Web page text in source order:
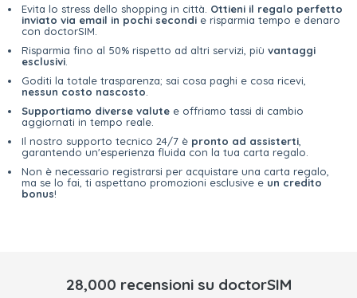
Evita lo stress dello shopping in città. Ottieni il regalo perfetto
inviato via email in pochi secondi e risparmia tempo e denaro
con doctorSIM.
Risparmia fino al 50% rispetto ad altri servizi, più vantaggi
esclusivi
Goditi la totale trasparenza; sai cosa paghi e cosa ricevi,
nessun costo nascosto
Supportiamo diverse valute e offriamo tassi di cambio
aggiornati in tempo reale.
Il nostro supporto tecnico 24/7 è pronto ad assisterti
garantendo un'esperienza fluida con la tua carta regalo.
Non è necessario registrarsi per acquistare una carta regalo,
ma se lo fai, ti aspettano promozioni esclusive e un credito
bonus!
28,000 recensioni su doctorSIM